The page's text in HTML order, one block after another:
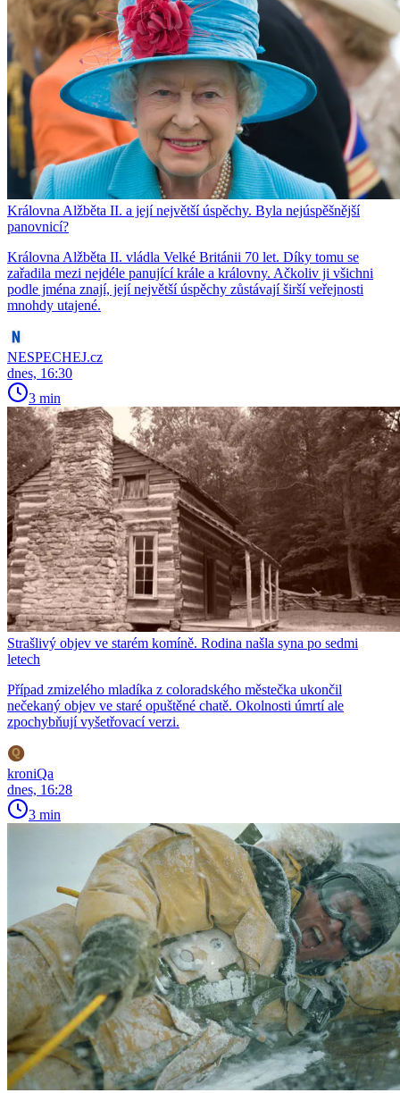
Královna Alžběta II. a její největší úspěchy. Byla nejúspěšnější
panovnicí?
Královna Alžběta II. vládla Velké Británii 70 let. Díky tomu se
zařadila mezi nejdéle panující krále a královny. Ačkoliv ji všichni
podle jména znají, její největší úspěchy zůstávají širší veřejnosti
mnohdy utajené.
NESPECHEJ.cz
dnes, 16:30
3 min
Strašlivý objev ve starém komíně. Rodina našla syna po sedmi
letech
Případ zmizelého mladíka z coloradského městečka ukončil
nečekaný objev ve staré opuštěné chatě. Okolnosti úmrtí ale
zpochybňují vyšetřovací verzi.
kroniQa
dnes, 16:28
3 min